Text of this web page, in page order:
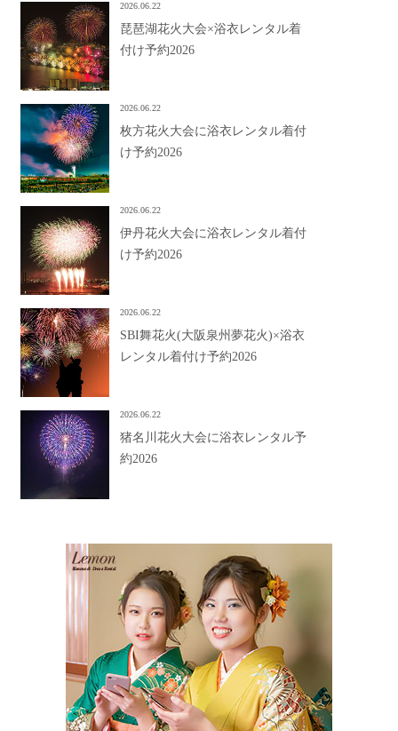
2026.06.22
琵琶湖花火大会×浴衣レンタル着
付け予約2026
2026.06.22
枚方花火大会に浴衣レンタル着付
け予約2026
2026.06.22
伊丹花火大会に浴衣レンタル着付
け予約2026
2026.06.22
SBI舞花火(大阪泉州夢花火)×浴衣
レンタル着付け予約2026
2026.06.22
猪名川花火大会に浴衣レンタル予
約2026